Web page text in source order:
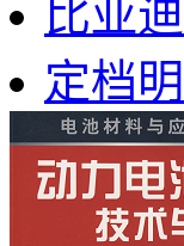
比亚
定档